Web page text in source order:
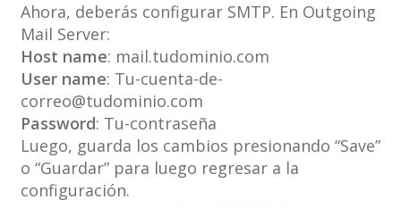
Ahora, deberás configurar SMTP. En Outgoing
Mail Server:
Host name: mail.tudominio.com
User name: Tu-cuenta-de-
correo@tudominio.com
Password: Tu-contraseña
Luego, guarda los cambios presionando “Save”
o “Guardar” para luego regresar a la
configuración.